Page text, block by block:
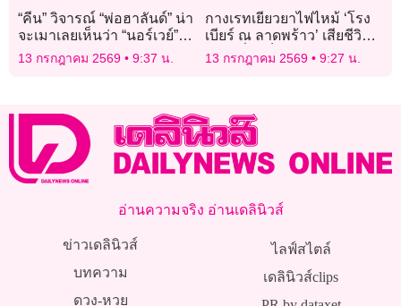
“คีน” วิจารณ์ “พ่อฮาลันด์” น่า
จะเมาเลยเห็นว่า “นอร์เวย์”
โดนปล้น
13 กรกฎาคม 2569 9:37 น.
กางเรทเยียวยาไฟไหม้ ‘โรง
เบียร์ ณ ลาดพร้าว’ เสียชีวิต
2.9 หมื่น-เจ็บนอน รพ. 4 พัน
13 กรกฎาคม 2569 9:27 น.
อ่านความจริง อ่านเดลินิวส์
ข่าวเดลินิวส์
บทความ
ดวง-หวย
ไลฟ์สไตล์
เดลินิวส์clips